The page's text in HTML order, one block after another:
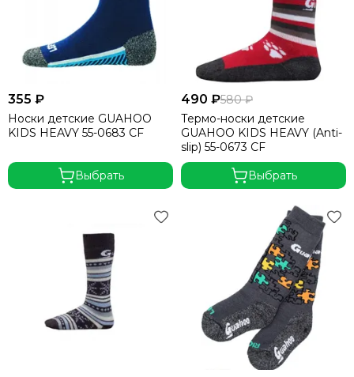
355 ₽
Носки детские GUAHOO
KIDS HEAVY 55-0683 CF
Выбрать
490 ₽580 ₽
Термо-носки детские
GUAHOO KIDS HEAVY (Anti-
slip) 55-0673 CF
Выбрать